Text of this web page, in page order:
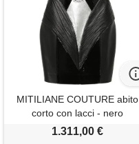
MITILIANE COUTURE abito
corto con lacci - nero
1.311,00 €